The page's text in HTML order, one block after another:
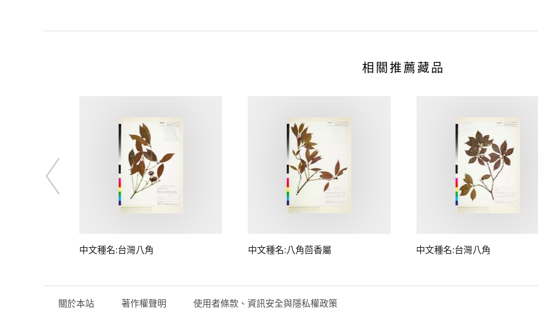
相關推薦藏品
中文種名:台灣八角 中文種名:八角茴香屬 中文種名:台灣八角
關於本站 著作權聲明 使用者條款、資訊安全與隱私權政策